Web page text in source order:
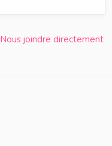
Nous joindre directement